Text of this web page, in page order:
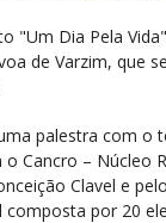
"Um Dia Pela
de Varzim, que
palestra com o
Cancro – Núcleo
Clavel e
por 20